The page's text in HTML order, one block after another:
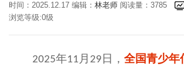
时间：2025.12.17 编辑： 林老师 阅读量：3785
浏览等级:0级
2025年11 月 29 日， 全国青少年